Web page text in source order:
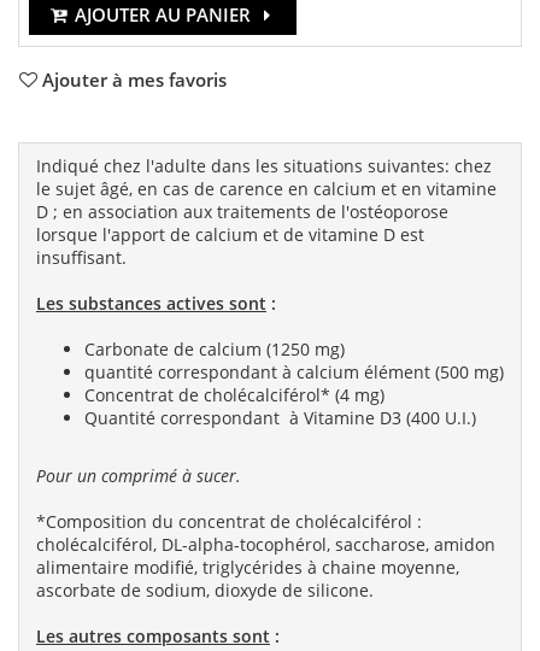
AJOUTER AU PANIER
Ajouter à mes favoris
Indiqué chez l'adulte dans les situations suivantes: chez
le sujet âgé, en cas de carence en calcium et en vitamine
D ; en association aux traitements de l'ostéoporose
lorsque l'apport de calcium et de vitamine D est
insuffisant.
Les substances actives sont :
Carbonate de calcium (1250 mg)
quantité correspondant à calcium élément (500 mg)
Concentrat de cholécalciférol* (4 mg)
Quantité correspondant à Vitamine D3 (400 U.I.)
Pour un comprimé à sucer.
*Composition du concentrat de cholécalciférol :
cholécalciférol, DL-alpha-tocophérol, saccharose, amidon
alimentaire modifié, triglycérides à chaine moyenne,
ascorbate de sodium, dioxyde de silicone.
Les autres composants sont :